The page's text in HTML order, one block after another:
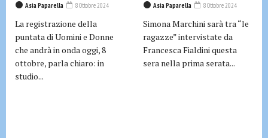
Asia Paparella 8 Ottobre 2024
La registrazione della
puntata di Uomini e Donne
che andrà in onda oggi, 8
ottobre, parla chiaro: in
studio...
Asia Paparella 8 Ottobre 2024
Simona Marchini sarà tra “le
ragazze” intervistate da
Francesca Fialdini questa
sera nella prima serata...